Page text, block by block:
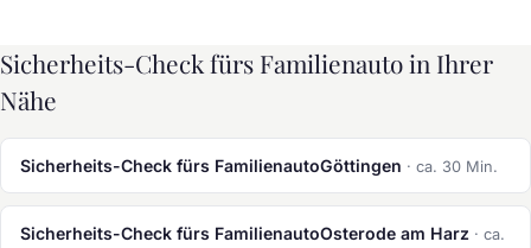
Sicherheits-Check fürs Familienauto in Ihrer
Nähe
Sicherheits-Check fürs FamilienautoGöttingen · ca. 30 Min.
Sicherheits-Check fürs FamilienautoOsterode am Harz · ca.